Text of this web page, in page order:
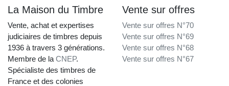
La Maison du Timbre
Vente, achat et expertises
judiciaires de timbres depuis
1936 à travers 3 générations.
Membre de la CNEP.
Spécialiste des timbres de
France et des colonies
Vente sur offres
Vente sur offres N°70
Vente sur offres N°69
Vente sur offres N°68
Vente sur offres N°67